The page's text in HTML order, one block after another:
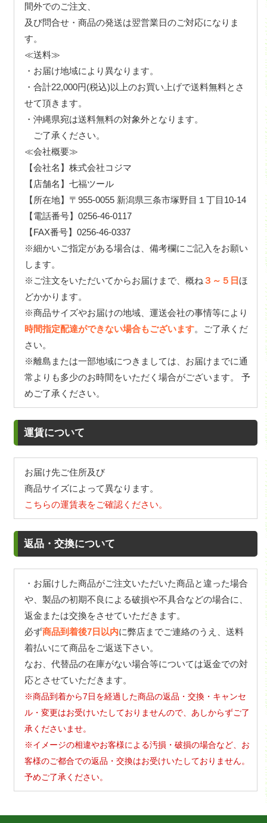
間外でのご注文、
及び問合せ・商品の発送は翌営業日のご対応になりま
す。
≪送料≫
・お届け地域により異なります。
・合計22,000円(税込)以上のお買い上げで送料無料とさ
せて頂きます。
・沖縄県宛は送料無料の対象外となります。
ご了承ください。
≪会社概要≫
【会社名】株式会社コジマ
【店舗名】七福ツール
【所在地】〒955-0055 新潟県三条市塚野目１丁目10-14
【電話番号】0256-46-0117
【FAX番号】0256-46-0337
※細かいご指定がある場合は、備考欄にご記入をお願い
します。
※ご注文をいただいてからお届けまで、概ね ３～５日ほ
どかかります。
※商品サイズやお届けの地域、運送会社の事情等により
時間指定配達ができない場合もございます。ご了承くだ
さい。
※離島または一部地域につきましては、お届けまでに通
常よりも多少のお時間をいただく場合がございます。 予
めご了承ください。
運賃について
お届け先ご住所及び
商品サイズによって異なります。
こちらの運賃表をご確認ください。
返品・交換について
・お届けした商品がご注文いただいた商品と違った場合
や、製品の初期不良による破損や不具合などの場合に、
返金または交換をさせていただきます。
必ず商品到着後7日以内に弊店までご連絡のうえ、送料
着払いにて商品をご返送下さい。
なお、代替品の在庫がない場合等については返金での対
応とさせていただきます。
※商品到着から7日を経過した商品の返品・交換・キャンセ
ル・変更はお受けいたしておりませんので、あしからずご了
承くださいませ。
※イメージの相違やお客様による汚損・破損の場合など、お
客様のご都合での返品・交換はお受けいたしておりません。
予めご了承ください。